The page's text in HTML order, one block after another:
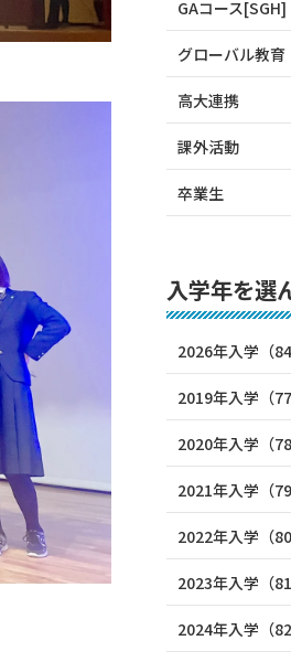
GAコース[SGH]
グローバル教育
高大連携
課外活動
卒業生
入学年を選
2026年入学（84
2019年入学（77
2020年入学（78
2021年入学（79
2022年入学（80
2023年入学（81
2024年入学（82